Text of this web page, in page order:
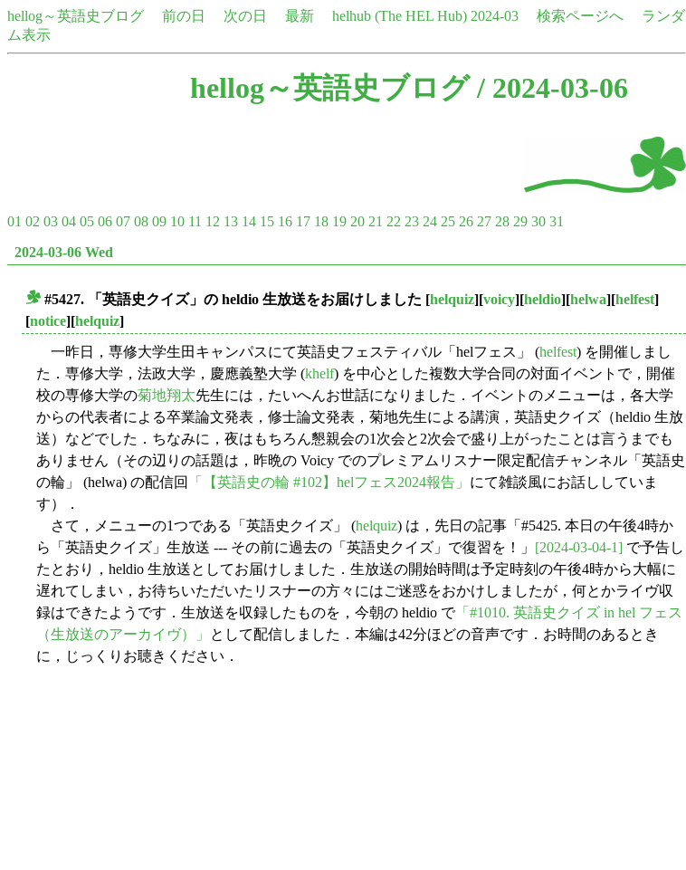
hellog～英語史ブログ 前の日 次の日 最新 helhub (The HEL Hub) 2024-03 検索ページへ
ランダ
ム表示
hellog～英語史ブログ/ 2024-03-06
01 02 03 04 05 06 07 08 09 10 11 12 13 14 15 16 17 18 19 20 21 22 23 24 25 26 27 28 29 30 31
2024-03-06 Wed
#5427. 「英語史クイズ」の heldio 生放送をお届けしました [helquiz][voicy][heldio][helwa][helfest]
[notice][helquiz]
一昨日，専修大学生田キャンパスにて英語史フェスティバル「helフェス」 (helfest) を開催しまし
た．専修大学，法政大学，慶應義塾大学 (khelf) を中心とした複数大学合同の対面イベントで，開催
校の専修大学の菊地翔太先生には，たいへんお世話になりました．イベントのメニューは，各大学
からの代表者による卒業論文発表，修士論文発表，菊地先生による講演，英語史クイズ（heldio 生放
送）などでした．ちなみに，夜はもちろん懇親会の1次会と2次会で盛り上がったことは言うまでも
ありません（その辺りの話題は，昨晩の Voicy でのプレミアムリスナー限定配信チャンネル「英語史
の輪」 (helwa) の配信回
「【英語史の輪 #102】helフェス2024報告」 にて雑談風にお話ししていま
す）．
さて，メニューの1つである「英語史クイズ」 (helquiz) は，先日の記事「#5425. 本日の午後4時か
ら「英語史クイズ」生放送 --- その前に過去の「英語史クイズ」で復習を！」 [2024-03-04-1] で予告し
たとおり，heldio 生放送としてお届けしました．生放送の開始時間は予定時刻の午後4時から大幅に
遅れてしまい，お待ちいただいたリスナーの方々にはご迷惑をおかけしましたが，何とかライヴ収
録はできたようです．生放送を収録したものを，今朝の heldio で「#1010. 英語史クイズ in hel フェス
（生放送のアーカイヴ）」
として配信しました．本編は42分ほどの音声です．お時間のあるとき
に，じっくりお聴きください．